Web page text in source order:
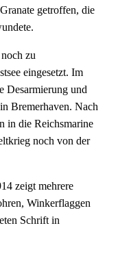
getroffen, die
zu
ein­gesetzt. Im
Desarmierung und
Bremerhaven. Nach
in die Reichsmarine
noch von der
zeigt mehrere
Winkerflaggen
Schrift in